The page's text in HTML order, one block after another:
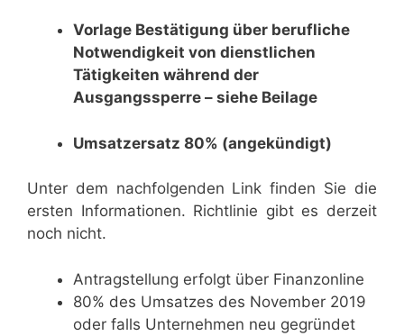
Vorlage Bestätigung über berufliche
Notwendigkeit von dienstlichen
Tätigkeiten während der
Ausgangssperre – siehe Beilage
Umsatzersatz 80% (angekündigt)
Unter dem nachfolgenden Link finden Sie die
ersten Informationen. Richtlinie gibt es derzeit
noch nicht.
Antragstellung erfolgt über Finanzonline
80% des Umsatzes des November 2019
oder falls Unternehmen neu gegründet